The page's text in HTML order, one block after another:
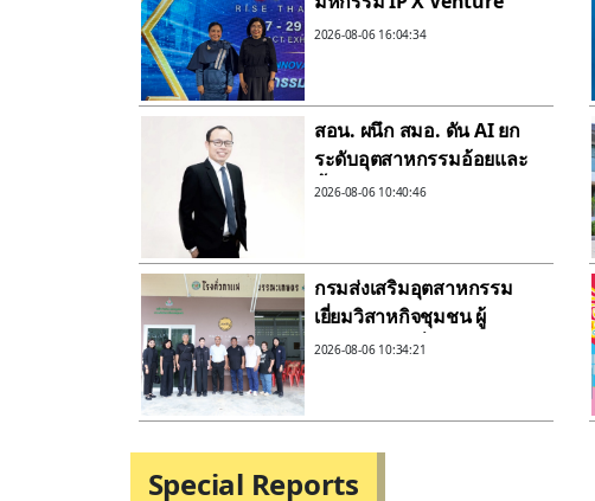
Rise Thailand 2026 สร้าง
เพิ่มคุณค่างานวิจัยไทย
2026-08-06 16:04:34
สอน. ผนึก สมอ. ดัน AI ยก
ระดับอุตสาหกรรมอ้อยและ
น้ำตาลไทยสู่ยุคดิจิทัล หนุน
2026-08-06 10:40:46
กรมส่งเสริมอุตสาหกรรม
เยี่ยมวิสาหกิจชุมชน ผู้
ประกอบการที่ผ่านบ่มเพาะ
ฐานราก เพิ่มมูลค่าสินค้า
เกษตรไทยสู่ความยั่งยืน
2026-08-06 10:34:21
Special Reports